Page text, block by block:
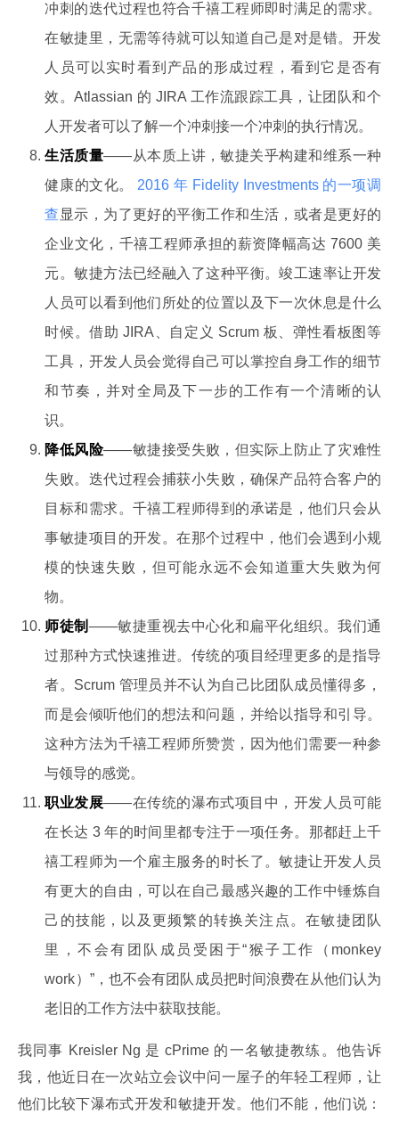
冲刺的迭代过程也符合千禧工程师即时满足的需求。
在敏捷里，无需等待就可以知道自己是对是错。开发
人员可以实时看到产品的形成过程，看到它是否有
效。Atlassian 的 JIRA 工作流跟踪工具，让团队和个
人开发者可以了解一个冲刺接一个冲刺的执行情况。
生活质量——从本质上讲，敏捷关乎构建和维系一种
健康的文化。
2016 年 Fidelity Investments 的一项调
查 显示，为了更好的平衡工作和生活，或者是更好的
企业文化，千禧工程师承担的薪资降幅高达 7600 美
元。敏捷方法已经融入了这种平衡。竣工速率让开发
人员可以看到他们所处的位置以及下一次休息是什么
时候。借助 JIRA、自定义 Scrum 板、弹性看板图等
工具，开发人员会觉得自己可以掌控自身工作的细节
和节奏，并对全局及下一步的工作有一个清晰的认
识。
降低风险——敏捷接受失败，但实际上防止了灾难性
失败。迭代过程会捕获小失败，确保产品符合客户的
目标和需求。千禧工程师得到的承诺是，他们只会从
事敏捷项目的开发。在那个过程中，他们会遇到小规
模的快速失败，但可能永远不会知道重大失败为何
物。
师徒制 ——敏捷重视去中心化和扁平化组织。我们通
过那种方式快速推进。传统的项目经理更多的是指导
者。Scrum 管理员并不认为自己比团队成员懂得多，
而是会倾听他们的想法和问题，并给以指导和引导。
这种方法为千禧工程师所赞赏，因为他们需要一种参
与领导的感觉。
职业发展——在传统的瀑布式项目中，开发人员可能
在长达 3 年的时间里都专注于一项任务。那都赶上千
禧工程师为一个雇主服务的时长了。敏捷让开发人员
有更大的自由，可以在自己最感兴趣的工作中锤炼自
己的技能，以及更频繁的转换关注点。在敏捷团队
里，不会有团队成员受困于“猴子工作（monkey
work）”，也不会有团队成员把时间浪费在从他们认为
老旧的工作方法中获取技能。
我同事 Kreisler Ng 是 cPrime 的一名敏捷教练。他告诉
我，他近日在一次站立会议中问一屋子的年轻工程师，让
他们比较下瀑布式开发和敏捷开发。他们不能，他们说：